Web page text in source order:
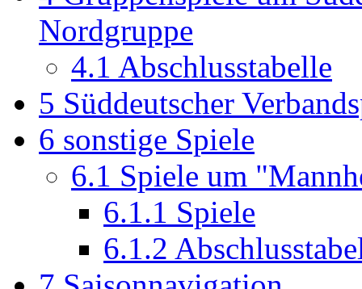
Nordgruppe
4.1 Abschlusstabelle
5 Süddeutscher
6 sonstige Spiele
6.1 Spiele um
6.1.1 Spiele
6.1.2